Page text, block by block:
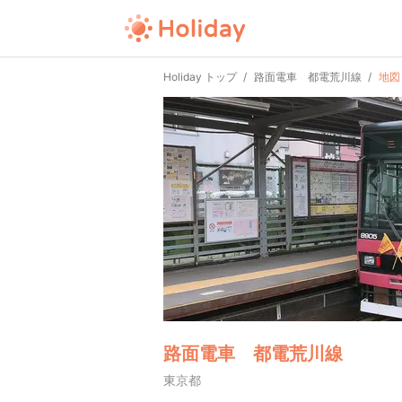
Holiday トップ 路面電車 都電荒川線 地図
路面電車 都電荒川線
東京都